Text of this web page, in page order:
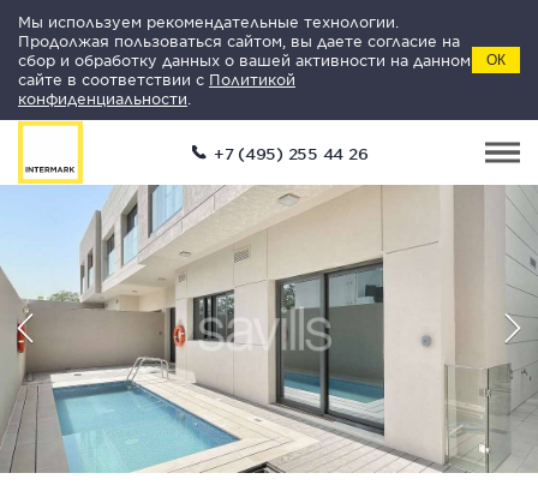
Мы используем рекомендательные технологии.
Продолжая пользоваться сайтом, вы даете согласие на
сбор и обработку данных о вашей активности на данном
сайте в соответствии с Политикой
конфиденциальности
ОК
+7 (495) 255 44 26